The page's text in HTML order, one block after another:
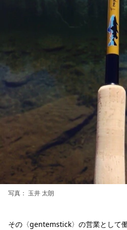
写真： 玉井 太朗
その〈gentemstick〉の営業として